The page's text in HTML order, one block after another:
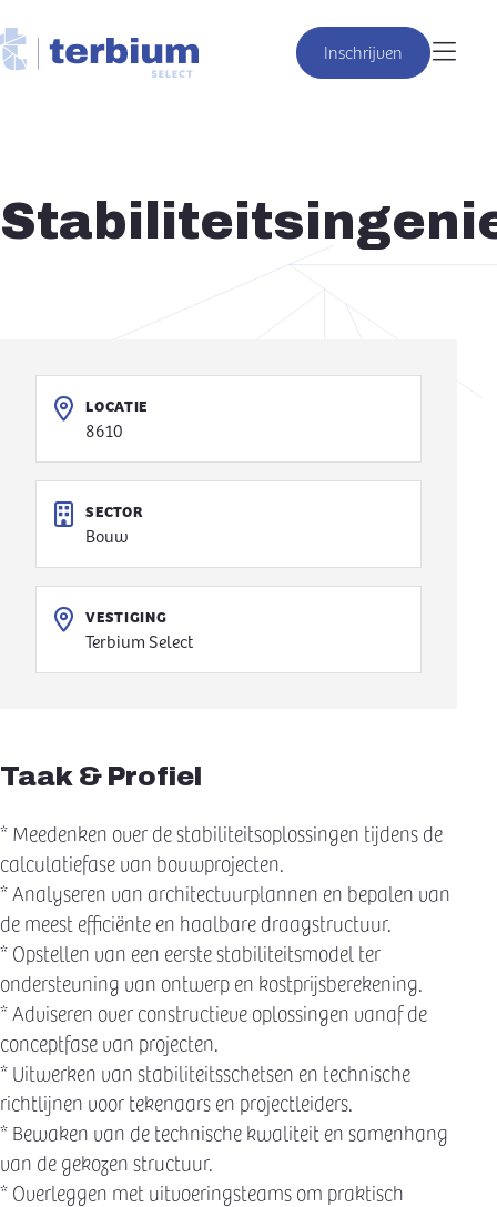
Inschrijven
LOCATIE
8610
SECTOR
Bouw
VESTIGING
Terbium Select
Taak & Profiel
* Meedenken over de stabiliteitsoplossingen tijdens de
calculatiefase van bouwprojecten.
* Analyseren van architectuurplannen en bepalen van
de meest efficiënte en haalbare draagstructuur.
* Opstellen van een eerste stabiliteitsmodel ter
ondersteuning van ontwerp en kostprijsberekening.
* Adviseren over constructieve oplossingen vanaf de
conceptfase van projecten.
* Uitwerken van stabiliteitsschetsen en technische
richtlijnen voor tekenaars en projectleiders.
* Bewaken van de technische kwaliteit en samenhang
van de gekozen structuur.
* Overleggen met uitvoeringsteams om praktisch